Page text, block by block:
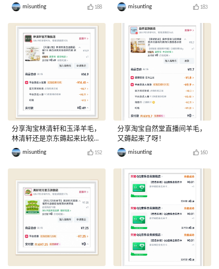
misunting 188
分享淘宝林清轩和玉泽羊毛，
林清轩还是京东薅起来比较
爽！misunting 152
misunting 183
分享淘宝自然堂直播间羊毛，
又薅起来了呀！
misunting 160